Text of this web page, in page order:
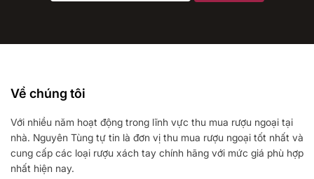
Về chúng tôi
Với nhiều năm hoạt động trong lĩnh vực thu mua rượu ngoại tại
nhà. Nguyên Tùng tự tin là đơn vị thu mua rượu ngoại tốt nhất và
cung cấp các loại rượu xách tay chính hãng với mức giá phù hợp
nhất hiện nay.